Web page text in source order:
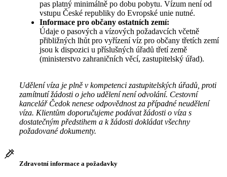
pas platný minimálně po dobu pobytu. Vízum není od
vstupu České republiky do Evropské unie nutné.
Informace pro občany ostatních zemí:
Údaje o pasových a vízových požadavcích včetně
přibližných lhůt pro vyřízení víz pro občany třetích zemí
jsou k dispozici u příslušných úřadů třetí země
(ministerstvo zahraničních věcí, zastupitelský úřad).
Udělení víza je plně v kompetenci zastupitelských úřadů, proti
zamítnutí žádosti o jeho udělení není odvolání. Cestovní
kancelář Čedok nenese odpovědnost za případné neudělení
víza. Klientům doporučujeme podávat žádosti o víza s
dostatečným předstihem a k žádosti dokládat všechny
požadované dokumenty.
Zdravotní informace a požadavky